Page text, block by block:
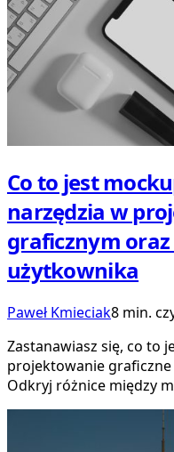
Co to jest
narzędzia w
graficznym
użytkownika
Paweł Kmieciak8 min.
Zastanawiasz się, co to
projektowanie
Odkryj różnice między